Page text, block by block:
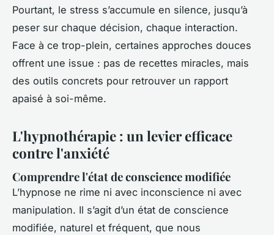
Pourtant, le stress s’accumule en silence, jusqu’à
peser sur chaque décision, chaque interaction.
Face à ce trop-plein, certaines approches douces
offrent une issue : pas de recettes miracles, mais
des outils concrets pour retrouver un rapport
apaisé à soi-même.
L'hypnothérapie : un levier efficace
contre l'anxiété
Comprendre l'état de conscience modifiée
L’hypnose ne rime ni avec inconscience ni avec
manipulation. Il s’agit d’un état de conscience
modifiée, naturel et fréquent, que nous